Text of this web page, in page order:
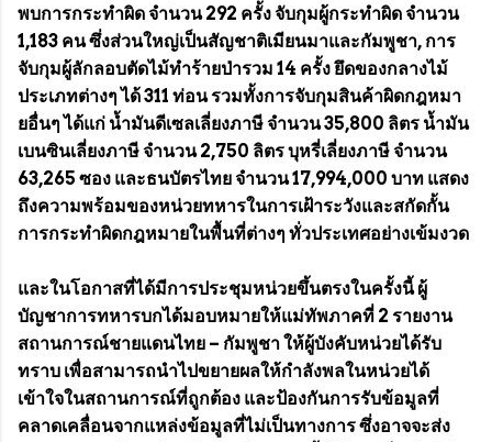
พบการกระทำผิด จำนวน 292 ครั้ง จับกุมผู้กระทำผิด จำนวน
1,183 คน ซึ่งส่วนใหญ่เป็นสัญชาติเมียนมาและกัมพูชา, การ
จับกุมผู้ลักลอบตัดไม้ทำร้ายป่ารวม 14 ครั้ง ยึดของกลางไม้
ประเภทต่างๆ ได้ 311 ท่อน รวมทั้งการจับกุมสินค้าผิดกฎหมา
ยอื่นๆ ได้แก่ น้ำมันดีเซลเลี่ยงภาษี จำนวน 35,800 ลิตร น้ำมัน
เบนซินเลี่ยงภาษี จำนวน 2,750 ลิตร บุหรี่เลี่ยงภาษี จำนวน
63,265 ซอง และธนบัตรไทย จำนวน 17,994,000 บาท แสดง
ถึงความพร้อมของหน่วยทหารในการเฝ้าระวังและสกัดกั้น
การกระทำผิดกฎหมายในพื้นที่ต่างๆ ทั่วประเทศอย่างเข้มงวด
และในโอกาสที่ได้มีการประชุมหน่วยขึ้นตรงในครั้งนี้ ผู้
บัญชาการทหารบกได้มอบหมายให้แม่ทัพภาคที่ 2 รายงาน
สถานการณ์ชายแดนไทย – กัมพูชา ให้ผู้บังคับหน่วยได้รับ
ทราบ เพื่อสามารถนำไปขยายผลให้กำลังพลในหน่วยได้
เข้าใจในสถานการณ์ที่ถูกต้อง และป้องกันการรับข้อมูลที่
คลาดเคลื่อนจากแหล่งข้อมูลที่ไม่เป็นทางการ ซึ่งอาจจะส่ง